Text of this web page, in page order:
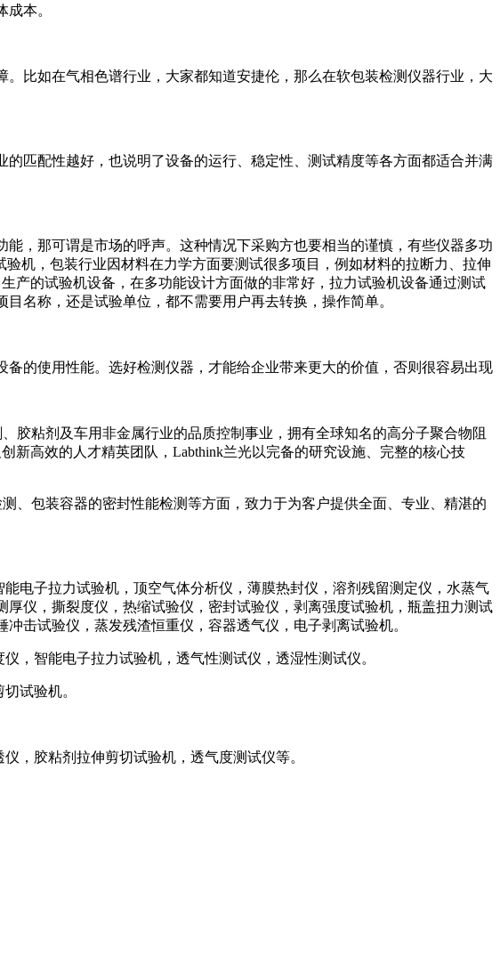
本。
比如在气相色谱行业，大家都知道安捷伦，那么在软包装检测仪器行业，大
匹配性越好，也说明了设备的运行、稳定性、测试精度等各方面都适合并满
，那可谓是市场的呼声。这种情况下采购方也要相当的谨慎，有些仪器多功
机，包装行业因材料在力学方面要测试很多项目，例如材料的拉断力、拉伸
产的试验机设备，在多功能设计方面做的非常好，拉力试验机设备通过测试
名称，还是试验单位，都不需要用户再去转换，操作简单。
的使用性能。选好检测仪器，才能给企业带来更大的价值，否则很容易出现
胶粘剂及车用非金属行业的品质控制事业，拥有全球知名的高分子聚合物阻
新高效的人才精英团队，Labthink兰光以完备的研究设施、完整的核心技
、包装容器的密封性能检测等方面，致力于为客户提供全面、专业、精湛的
电子拉力试验机，顶空气体分析仪，薄膜热封仪，溶剂残留测定仪，水蒸气
仪，撕裂度仪，热缩试验仪，密封试验仪，剥离强度试验机，瓶盖扭力测试
击试验仪，蒸发残渣恒重仪，容器透气仪，电子剥离试验机。
，智能电子拉力试验机，透气性测试仪，透湿性测试仪。
试验机。
，胶粘剂拉伸剪切试验机，透气度测试仪等。